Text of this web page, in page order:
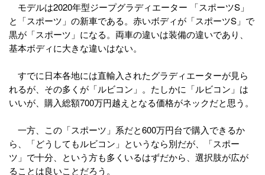
モデルは2020年型ジープグラディエーター 「スポーツS」
と「スポーツ」の新車である。赤いボディが「スポーツS」で
黒が「スポーツ」になる。両車の違いは装備の違いであり、
基本ボディに大きな違いはない。
すでに日本各地には直輸入されたグラディエーターが見ら
れるが、その多くが「ルビコン」。たしかに「ルビコン」は
いいが、購入総額700万円越えとなる価格がネックだと思う。
一方、この「スポーツ」系だと600万円台で購入できるか
ら、「どうしてもルビコン」というなら別だが、「スポー
ツ」で十分、という方も多くいるはずだから、選択肢が広が
ることは良いことだろう。